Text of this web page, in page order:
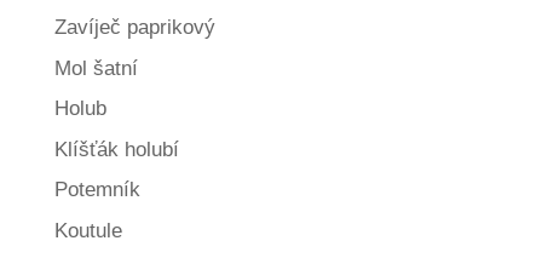
Zavíječ paprikový
Mol šatní
Holub
Klíšťák holubí
Potemník
Koutule